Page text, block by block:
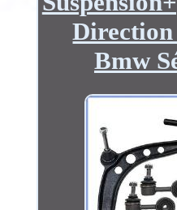
Bmw